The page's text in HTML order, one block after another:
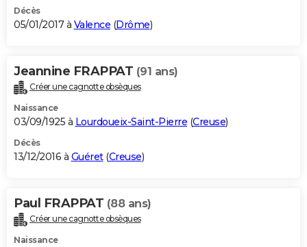
Décès
05/01/2017 à Valence (Drôme)
Jeannine FRAPPAT (91 ans)
Créer une cagnotte obsèques
Naissance
03/09/1925 à Lourdoueix-Saint-Pierre (Creuse)
Décès
13/12/2016 à Guéret(Creuse)
Paul FRAPPAT (88 ans)
Créer une cagnotte obsèques
Naissance